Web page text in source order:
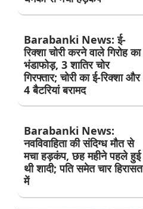
Barabanki News: ई-
रिक्शा चोरी करने वाले गिरोह का
भंडाफोड़, 3 शातिर चोर
गिरफ्तार; चोरी का ई-रिक्शा और
4 बैटरियां बरामद
Barabanki News:
नवविवाहिता की संदिग्ध मौत से
मचा हड़कंप, छह महीने पहले हुई
थी शादी; पति समेत चार हिरासत
में